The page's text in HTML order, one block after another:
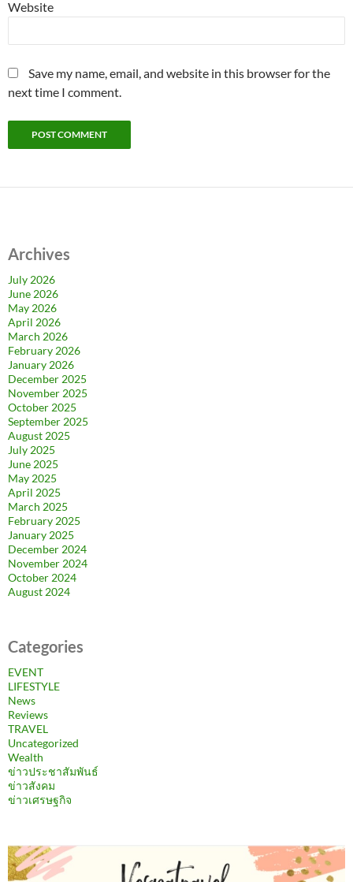
Website
Save my name, email, and website in this browser for the
next time I comment.
Archives
July 2026
June 2026
May 2026
April 2026
March 2026
February 2026
January 2026
December 2025
November 2025
October 2025
September 2025
August 2025
July 2025
June 2025
May 2025
April 2025
March 2025
February 2025
January 2025
December 2024
November 2024
October 2024
August 2024
Categories
EVENT
LIFESTYLE
News
Reviews
TRAVEL
Uncategorized
Wealth
ข่าวประชาสัมพันธ์
ข่าวสังคม
ข่าวเศรษฐกิจ